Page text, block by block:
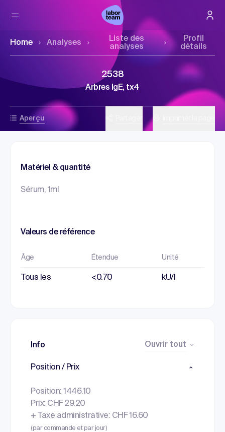
Home Analyses
Liste des
analyses
Profil
détails
Aperçu
2538
Arbres IgE, tx4
Matériel & quantité
Sérum, 1ml
Valeurs de référence
Âge Étendue Unité
Tous les <0.70 kU/l
Info Ouvrir tout
Position / Prix
Position: 1446.10
Prix: CHF 29.20
+ Taxe administrative: CHF 16.60
(par commande et par jour)